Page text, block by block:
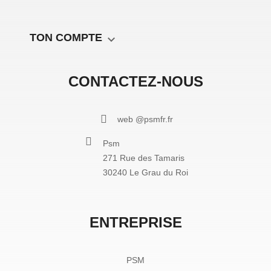
CONTACTEZ-NOUS
web @psmfr.fr
Psm
271 Rue des Tamaris
30240 Le Grau du Roi
TON COMPTE 
ENTREPRISE
PSM